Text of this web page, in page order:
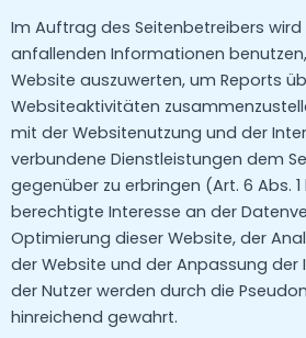
Im Auftrag des Seitenbetreibers
anfallenden Informationen
Website auszuwerten, um Reports
Websiteaktivitäten
mit der Websitenutzung und der
verbundene Dienstleistungen dem
gegenüber zu erbringen (Art. 6 Abs. 1
berechtigte Interesse an der
Optimierung dieser Website, der
der Website und der Anpassung der
der Nutzer werden durch die
hinreichend gewahrt.